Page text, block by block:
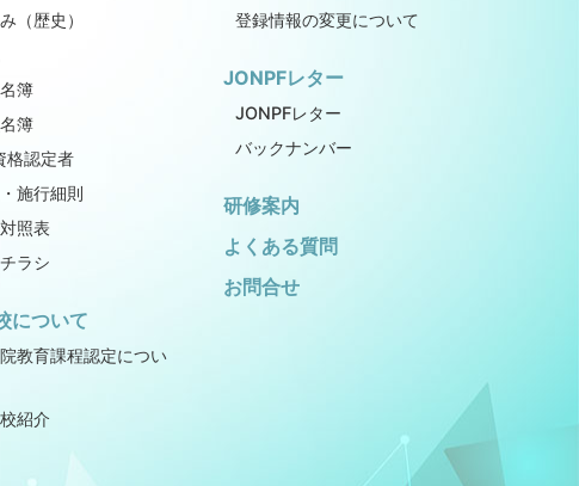
（歴史）
簿
簿
格認定者
施行細則
照表
ラシ
について
教育課程認定につい
紹介
登録情報の変更について
JONPFレター
JONPFレター
バックナンバー
研修案内
よくある質問
お問合せ